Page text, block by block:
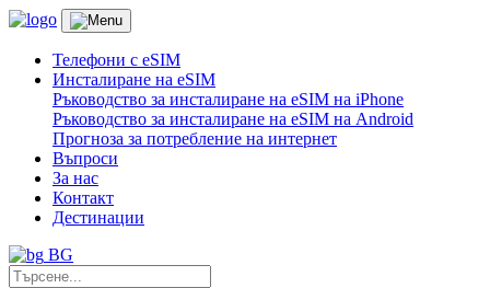
Телефони с eSIM
Инсталиране на eSIM
Ръководство за инсталиране на eSIM на iPhone
Ръководство за инсталиране на eSIM на Android
Прогноза за потребление на интернет
Въпроси
За нас
Контакт
Дестинации
BG